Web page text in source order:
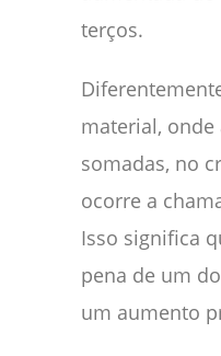
terços.
material, onde
somadas, no
ocorre a
Isso significa
pena de um
um aumento